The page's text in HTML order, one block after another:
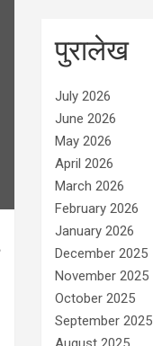
पुरालेख
July 2026
June 2026
May 2026
April 2026
March 2026
February 2026
January 2026
December 2025
November 2025
October 2025
September 2025